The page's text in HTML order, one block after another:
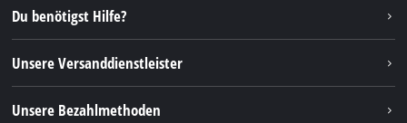
FAQs
Rücksendungen / Widerruf
Verpackungsrichtlinien
Hinweise zur Batterieentsorgung
Instagram
TikTok
Pinterest
Linkedin
Du benötigst Hilfe?
Unsere Versanddienstleister
Unsere Bezahlmethoden